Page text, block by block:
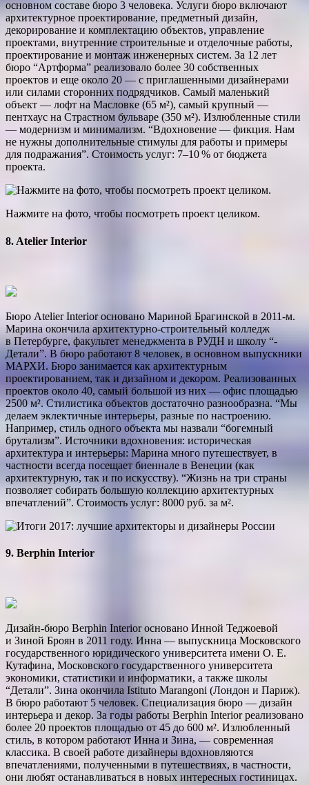
основном составе бюро 3 человека. Услуги бюро включают
архитектурное проектирование, предметный дизайн,
декорирование и комплектацию объектов, управление
проектами, внутренние строительные и отделочные работы,
проектирование и монтаж инженерных систем. За 12 лет
бюро “Артформа” реализовало более 30 собственных
проектов и еще около 20 — с приглашенными дизайнерами
или силами сторонних подрядчиков. Самый маленький
объект — лофт на Масловке (65 м²), самый крупный —
пентхаус на Страстном бульваре (350 м²). Излюбленные стили
— модернизм и минимализм. “Вдохновение — фикция. Нам
не нужны дополнительные стимулы для работы и примеры
для подражания”. Стоимость услуг: 7–10 % от бюджета
проекта.
Нажмите на фото, чтобы посмотреть проект целиком.
8. Atelier Interior
Бюро Atelier Interior основано Мариной Брагинской в 2011-м.
Марина окончила архитектурно-строительный колледж
в Петербурге, факультет менеджмента в РУДН и школу “­
Детали”. В бюро работают 8 человек, в основном выпускники
МАРХИ. Бюро занимается как архитектурным
проектированием, так и дизайном и декором. Реализованных
проектов около 40, самый большой из них — офис площадью
2500 м². Стилистика объектов достаточно разнообразна. “Мы
делаем эклектичные интерьеры, разные по настроению.
Например, стиль одного объекта мы назвали “богемный
брутализм”. Источники вдохновения: историческая
архитектура и интерьеры: Марина много путешествует, в
частности всегда посещает биеннале в Венеции (как
архитектурную, так и по искусству). “Жизнь на три страны
позволяет собирать большую коллекцию архитектурных
впечатлений”. Стоимость услуг: 8000 руб. за м².
9. Berphin Interior
Дизайн-бюро Berphin Interior основано Инной Теджоевой
и Зиной Броян в 2011 году. Инна — выпускница Московского
государственного юридического университета имени О. Е.
Кутафина, Московского государственного университета
экономики, статистики и информатики, а также школы
“Детали”. Зина окончила Istituto Marangoni (Лондон и Париж).
В бюро работают 5 человек. Специализация бюро — дизайн
интерьера и декор. За годы работы Berphin Interior реализовано
более 20 проектов площадью от 45 до 600 м². Излюбленный
стиль, в котором работают Инна и Зина, — современная
классика. В своей работе дизайнеры вдохновляются
впечатлениями, полученными в путешествиях, в частности,
они любят останавливаться в новых интересных гостиницах.